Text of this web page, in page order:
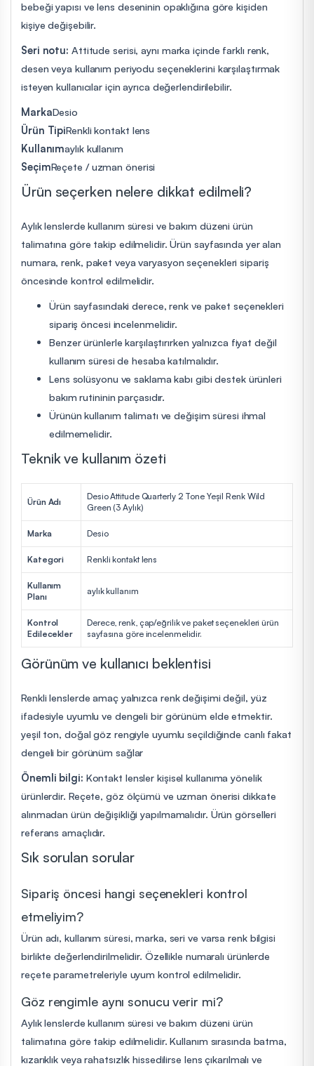
bebeği yapısı ve lens deseninin opaklığına göre kişiden
kişiye değişebilir.
Seri notu: Attitude serisi, aynı marka içinde farklı renk,
desen veya kullanım periyodu seçeneklerini karşılaştırmak
isteyen kullanıcılar için ayrıca değerlendirilebilir.
MarkaDesio
Ürün TipiRenkli kontakt lens
Kullanımaylık kullanım
SeçimReçete / uzman önerisi
Ürün seçerken nelere dikkat edilmeli?
Aylık lenslerde kullanım süresi ve bakım düzeni ürün
talimatına göre takip edilmelidir. Ürün sayfasında yer alan
numara, renk, paket veya varyasyon seçenekleri sipariş
öncesinde kontrol edilmelidir.
Ürün sayfasındaki derece, renk ve paket seçenekleri
sipariş öncesi incelenmelidir.
Benzer ürünlerle karşılaştırırken yalnızca fiyat değil
kullanım süresi de hesaba katılmalıdır.
Lens solüsyonu ve saklama kabı gibi destek ürünleri
bakım rutininin parçasıdır.
Ürünün kullanım talimatı ve değişim süresi ihmal
edilmemelidir.
Teknik ve kullanım özeti
Ürün Adı
Desio Attitude Quarterly 2 Tone Yeşil Renk Wild
Green (3 Aylık)
Marka Desio
Kategori Renkli kontakt lens
Kullanım
Planı
aylık kullanım
Kontrol
Edilecekler
Derece, renk, çap/eğrilik ve paket seçenekleri ürün
sayfasına göre incelenmelidir.
Görünüm ve kullanıcı beklentisi
Renkli lenslerde amaç yalnızca renk değişimi değil, yüz
ifadesiyle uyumlu ve dengeli bir görünüm elde etmektir.
yeşil ton, doğal göz rengiyle uyumlu seçildiğinde canlı fakat
dengeli bir görünüm sağlar
Önemli bilgi: Kontakt lensler kişisel kullanıma yönelik
ürünlerdir. Reçete, göz ölçümü ve uzman önerisi dikkate
alınmadan ürün değişikliği yapılmamalıdır. Ürün görselleri
referans amaçlıdır.
Sık sorulan sorular
Sipariş öncesi hangi seçenekleri kontrol
etmeliyim?
Ürün adı, kullanım süresi, marka, seri ve varsa renk bilgisi
birlikte değerlendirilmelidir. Özellikle numaralı ürünlerde
reçete parametreleriyle uyum kontrol edilmelidir.
Göz rengimle aynı sonucu verir mi?
Aylık lenslerde kullanım süresi ve bakım düzeni ürün
talimatına göre takip edilmelidir. Kullanım sırasında batma,
kızarıklık veya rahatsızlık hissedilirse lens çıkarılmalı ve